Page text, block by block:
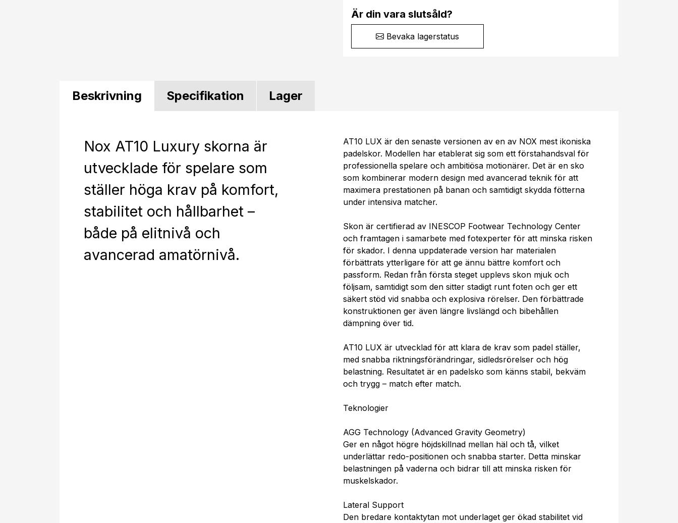
Är din vara slutsåld?
Bevaka lagerstatus
Beskrivning Specifikation Lager
Nox AT10 Luxury skorna är
utvecklade för spelare som
ställer höga krav på komfort,
stabilitet och hållbarhet –
både på elitnivå och
avancerad amatörnivå.
AT10 LUX är den senaste versionen av en av NOX mest ikoniska
padelskor. Modellen har etablerat sig som ett förstahandsval för
professionella spelare och ambitiösa motionärer. Det är en sko
som kombinerar modern design med avancerad teknik för att
maximera prestationen på banan och samtidigt skydda fötterna
under intensiva matcher.
Skon är certifierad av INESCOP Footwear Technology Center
och framtagen i samarbete med fotexperter för att minska risken
för skador. I denna uppdaterade version har materialen
förbättrats ytterligare för att ge ännu bättre komfort och
passform. Redan från första steget upplevs skon mjuk och
följsam, samtidigt som den sitter stadigt runt foten och ger ett
säkert stöd vid snabba och explosiva rörelser. Den förbättrade
konstruktionen ger även längre livslängd och bibehållen
dämpning över tid.
AT10 LUX är utvecklad för att klara de krav som padel ställer,
med snabba riktningsförändringar, sidledsrörelser och hög
belastning. Resultatet är en padelsko som känns stabil, bekväm
och trygg – match efter match.
Teknologier
AGG Technology (Advanced Gravity Geometry)
Ger en något högre höjdskillnad mellan häl och tå, vilket
underlättar redo-positionen och snabba starter. Detta minskar
belastningen på vaderna och bidrar till att minska risken för
muskelskador.
Lateral Support
Den bredare kontaktytan mot underlaget ger ökad stabilitet vid